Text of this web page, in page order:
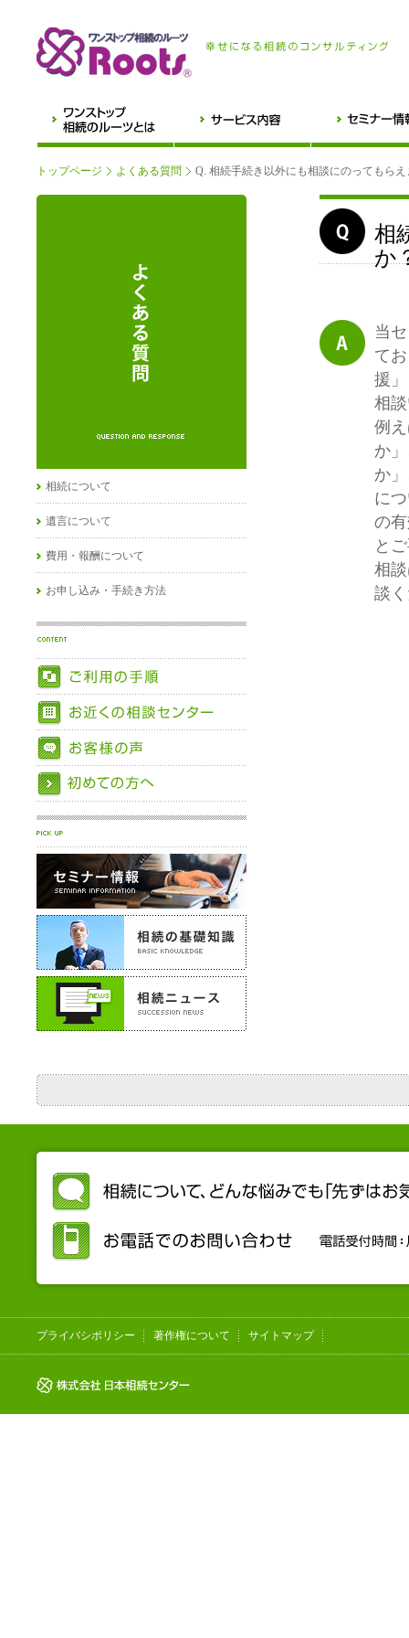
トップページ よくある質問 Q. 相続手続き以外にも相談にのってもら
相続について
遺言について
費用・報酬について
お申し込み・手続き方法
相
か
当
て
援
相
例
か
か
に
の
と
相
談
プライバシポリシー 著作権について サイトマップ